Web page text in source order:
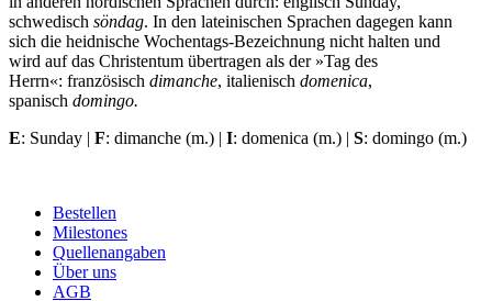
schwedisch söndag. In den lateinischen Sprachen dagegen kann
sich die heidnische Wochentags-Bezeichnung nicht halten und
wird auf das Christentum übertragen als der »Tag des
Herrn«: französisch dimanche, italienisch domenica,
spanisch domingo.
E: Sunday | F: dimanche (m.) | I: domenica (m.) | S: domingo (m.)
Bestellen
Milestones
Quellenangaben
Über uns
AGB